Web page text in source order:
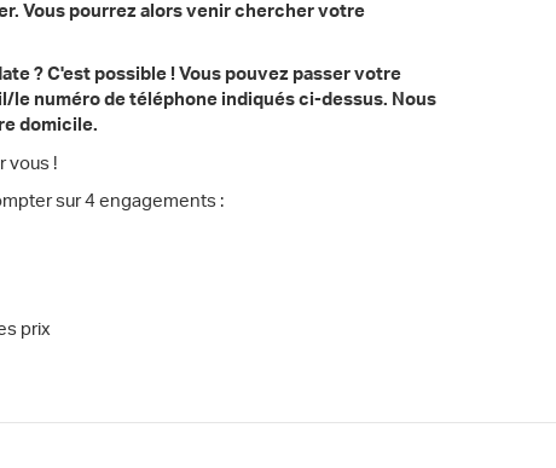
Vous pourrez alors venir chercher votre
? C'est possible ! Vous pouvez passer votre
le numéro de téléphone indiqués ci-dessus. Nous
domicile.
vous !
sur 4 engagements :
prix